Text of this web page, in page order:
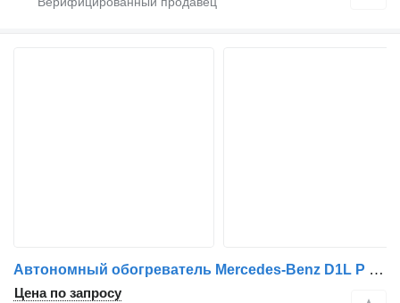
Автономный обогреватель Mercedes-Benz D1L P STANDKACHEL A 002 830 48 61 для грузовика
Цена по запросу